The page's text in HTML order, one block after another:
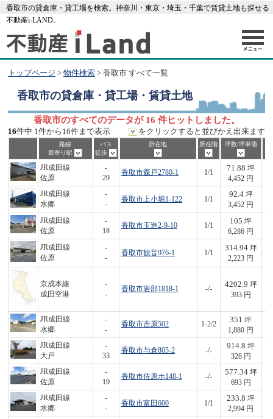
香取市の貸倉庫・貸工場を検索。神奈川・東京・埼玉・千葉で賃貸土地も探せる
不動産i-LAND。
トップページ > 物件検索> 香取市 すべて一覧
香取市の貸倉庫・貸工場・賃貸土地
香取市のすべてのデータが 16 件ヒットしました。
16件中 1件から16件まで表示 をクリックすると並びかえ出来ます
路線
最寄り駅
バス
徒歩
所在地 所在階 坪数/坪単価
JR成田線
佐原
-
29
香取市森戸2780-1 1/1
71.88 坪
4,452 円
JR成田線
水郷
-
-
香取市上小堀1-122 1/1
92.4坪
3,452 円
JR成田線
佐原
-
18
香取市玉造2-9-10 1/1
105 坪
6,286 円
JR成田線
佐原
-
-
香取市観音976-1 1/1
314.94坪
2,223 円
京成本線
成田空港
-
-
香取市岩部1818-1 -/-
4202.9 坪
393 円
JR成田線
水郷
-
-
香取市吉原502 1-2/2
351 坪
1,880 円
JR成田線
大戸
-
33
香取市与倉805-2 -/-
914.8 坪
328 円
JR成田線
佐原
-
19
香取市佐原ホ148-1 -/-
577.34坪
693 円
JR成田線
水郷
-
-
香取市富田600 1/1
233.8 坪
2,994 円